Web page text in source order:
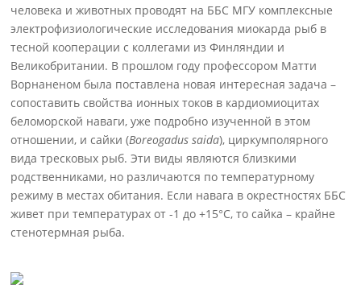
человека и животных проводят на ББС МГУ комплексные
электрофизиологические исследования миокарда рыб в
тесной кооперации с коллегами из Финляндии и
Великобритании. В прошлом году профессором Матти
Ворнаненом была поставлена новая интересная задача –
сопоставить свойства ионных токов в кардиомиоцитах
беломорской наваги, уже подробно изученной в этом
отношении, и сайки (Boreogadus saida), циркумполярного
вида тресковых рыб. Эти виды являются близкими
родственниками, но различаются по температурному
режиму в местах обитания. Если навага в окрестностях ББС
живет при температурах от -1 до +15°С, то сайка – крайне
стенотермная рыба.